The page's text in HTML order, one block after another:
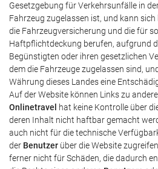
Gesetzgebung für Verkehrsunfälle in
Fahrzeug zugelassen ist, und kann
die Fahrzeugversicherung und die für
Haftpflichtdeckung berufen, aufgrund
Begünstigten oder ihren gesetzlichen
dem die Fahrzeuge zugelassen sind,
Währung dieses Landes eine
Auf der Website können Links zu
Onlinetravel
hat keine Kontrolle über
deren Inhalt nicht haftbar gemacht
auch nicht für die technische
der Benutzer über die Website
ferner nicht für Schäden, die dadurch